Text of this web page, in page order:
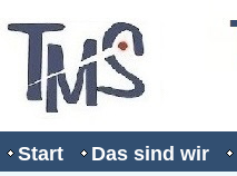
Start Das sind wir